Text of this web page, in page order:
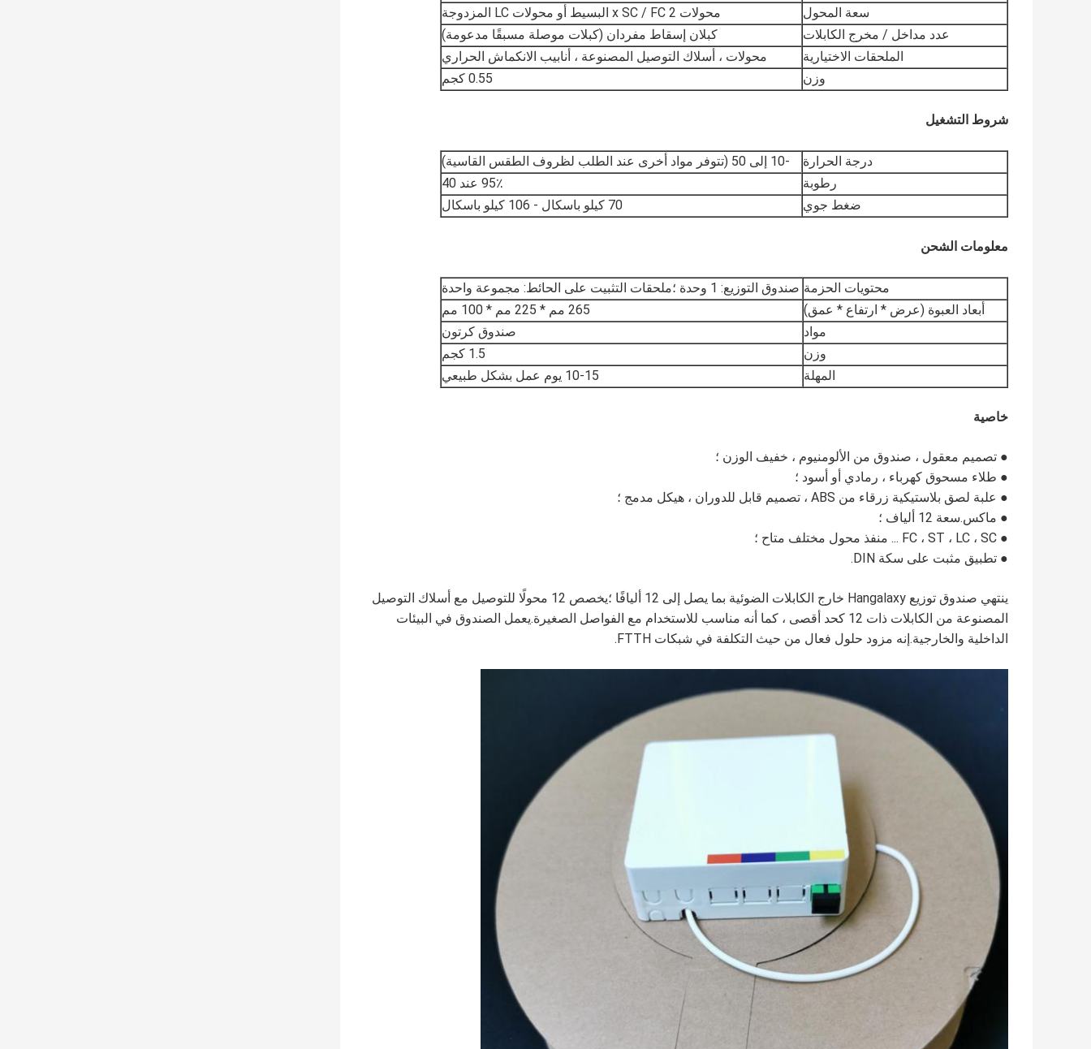
سعة المحول
محولات 2 x SC / FC البسيط أو محولات LC المزدوجة
عدد مداخل / مخرج الكابلات
كبلان إسقاط مفردان (كبلات موصلة مسبقًا مدعومة)
الملحقات الاختيارية
محولات ، أسلاك التوصيل المصنوعة ، أنابيب الانكماش الحراري
وزن
0.55 كجم
شروط التشغيل
درجة الحرارة
-10 إلى 50 (تتوفر مواد أخرى عند الطلب لظروف الطقس القاسية)
رطوبة
95٪ عند 40
ضغط جوي
70 كيلو باسكال - 106 كيلو باسكال
معلومات الشحن
محتويات الحزمة صندوق التوزيع: 1 وحدة ؛ملحقات التثبيت على الحائط: مجموعة واحدة
أبعاد العبوة (عرض * ارتفاع * عمق)
265 مم * 225 مم * 100 مم
مواد
صندوق كرتون
وزن
1.5 كجم
المهلة
10-15 يوم عمل بشكل طبيعي
خاصية
● تصميم معقول ، صندوق من الألومنيوم ، خفيف الوزن ؛
● طلاء مسحوق كهرباء ، رمادي أو أسود ؛
● علبة لصق بلاستيكية زرقاء من ABS ، تصميم قابل للدوران ، هيكل مدمج ؛
● ماكس.سعة 12 ألياف ؛
● FC ، ST ، LC ، SC ... منفذ محول مختلف متاح ؛
● تطبيق مثبت على سكة DIN.
ينتهي صندوق توزيع Hangalaxy خارج الكابلات الضوئية بما يصل إلى 12 أليافًا ؛يخصص 12 محولًا للتوصيل مع أسلاك التوصيل
المصنوعة من الكابلات ذات 12 كحد أقصى ، كما أنه مناسب للاستخدام مع الفواصل الصغيرة.يعمل الصندوق في البيئات
الداخلية والخارجية.إنه مزود حلول فعال من حيث التكلفة في شبكات FTTH.